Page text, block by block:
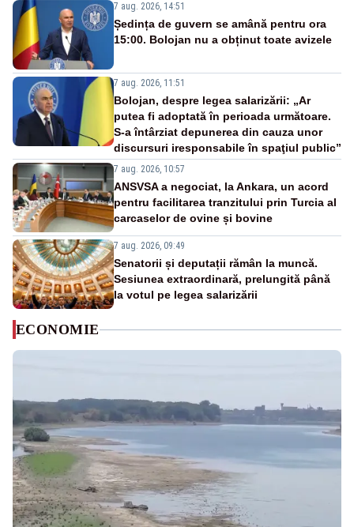
7 aug. 2026, 14:51
Ședința de guvern se amână pentru ora
15:00. Bolojan nu a obținut toate avizele
7 aug. 2026, 11:51
Bolojan, despre legea salarizării: „Ar
putea fi adoptată în perioada următoare.
S-a întârziat depunerea din cauza unor
discursuri iresponsabile în spaţiul public”
7 aug. 2026, 10:57
ANSVSA a negociat, la Ankara, un acord
pentru facilitarea tranzitului prin Turcia al
carcaselor de ovine și bovine
7 aug. 2026, 09:49
Senatorii și deputații rămân la muncă.
Sesiunea extraordinară, prelungită până
la votul pe legea salarizării
ECONOMIE